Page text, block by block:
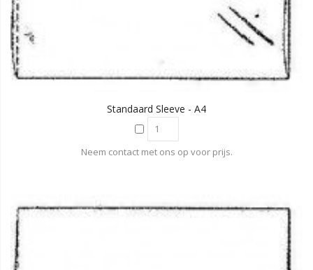
Standaard Sleeve - A4
Neem contact met ons op voor prijs.